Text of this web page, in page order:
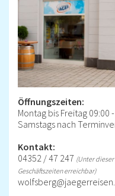
Öffnungszeiten:
Montag bis Freitag 09:00
Samstags nach
Kontakt:
04352 / 47 247 (Unter
Geschäftszeiten erreichbar)